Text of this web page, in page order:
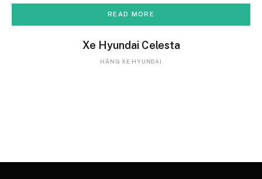
READ MORE
Xe Hyundai Celesta
HÃNG XE HYUNDAI